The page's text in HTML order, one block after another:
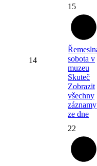
14
15
sobota v
muzeu
Skuteč
Zobrazit
všechny
záznamy
ze dne
22